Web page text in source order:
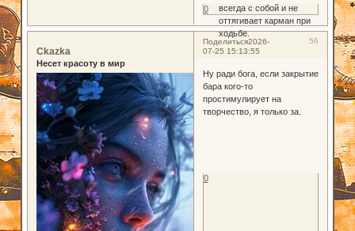
всегда с собой и не
оттягивает карман при
ходьбе.
0
Поделиться 56
2026-
07-25 15:13:55
Ckazka
Несет красоту в мир
Ну ради бога, если закрытие
бара кого-то
простимулирует на
творчество, я только за.
0